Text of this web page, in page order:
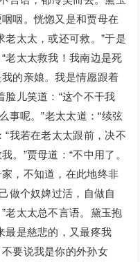
咽。恍惚又是和贾母在
老太太，或还可救。”于是
老太太救我！我南边是死
的亲娘。我是情愿跟着
脸儿笑道：“这个不干我
事呢。”老太太道：“续弦
“我若在老太太跟前，决不
。”贾母道：“不中用了。
，不知道，在此地终非
做个奴婢过活，自做自
老太太总不言语。黛玉抱
最是慈悲的，又最疼我
要说我是你的外孙女